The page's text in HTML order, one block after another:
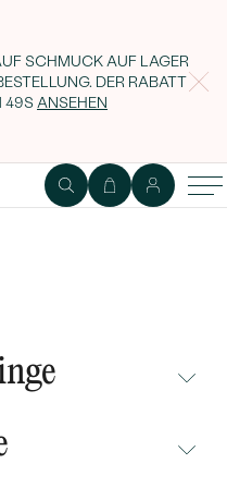
SCHMUCK AUF LAGER
DER RABATT
48S ANSEHEN
Shamil